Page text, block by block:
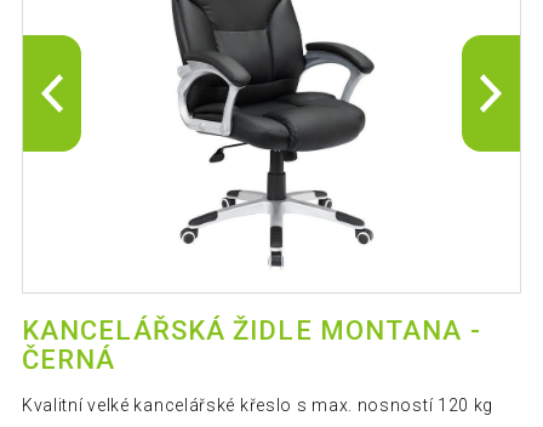
KANCELÁŘSKÁ ŽIDLE MONTANA -
ČERNÁ
Kvalitní velké kancelářské křeslo s max. nosností 120 kg